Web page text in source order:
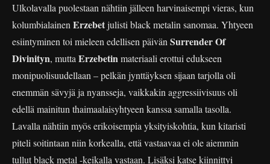
Ulkolavalla puolestaan nähtiin jälleen harvinaisempi vieras, kun
kolumbialainen Erzebetjulisti black metalin sanomaa. Yhtyeen
esiintyminen toi mieleen edellisen päivän Surrender Of
Divinityn, mutta Erzebetinmateriaali erottui edukseen
monipuolisuudellaan – pelkän jynttäyksen sijaan tarjolla oli
enemmän sävyjä ja nyansseja, vaikkakin aggressiivisuus oli
edellä mainitun thaimaalaisyhtyeen kanssa samalla tasolla.
Lavalla nähtiin myös erikoisempia yksityiskohtia, kun kitaristi
piteli soitintaan niin korkealla, että vastaavaa ei ole aiemmin
tullut black metal -keikalla vastaan. Lisäksi katse kiinnittyi